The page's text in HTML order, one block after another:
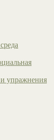
упражнения